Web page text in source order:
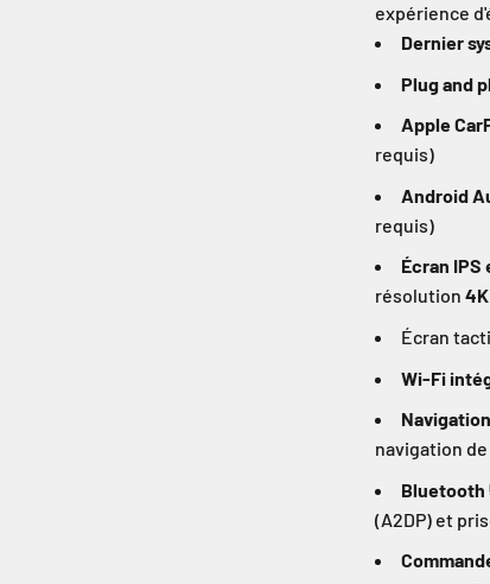
expérience
Dernier
Plug and
Apple
requis)
Android
requis)
Écran
résolution 4K
Écran
Wi-Fi
navigation
Bluetooth
(A2DP) et